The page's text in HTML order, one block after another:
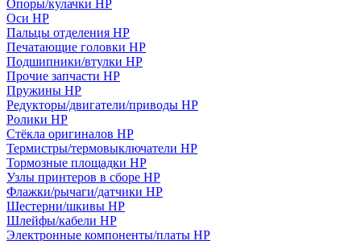
Опоры/кулачки HP
Оси HP
Пальцы отделения HP
Печатающие головки HP
Подшипники/втулки HP
Прочие запчасти HP
Пружины HP
Редукторы/двигатели/приводы HP
Ролики HP
Стёкла оригиналов HP
Термистры/термовыключатели HP
Тормозные площадки HP
Узлы принтеров в сборе HP
Флажки/рычаги/датчики HP
Шестерни/шкивы HP
Шлейфы/кабели HP
Электронные компоненты/платы HP